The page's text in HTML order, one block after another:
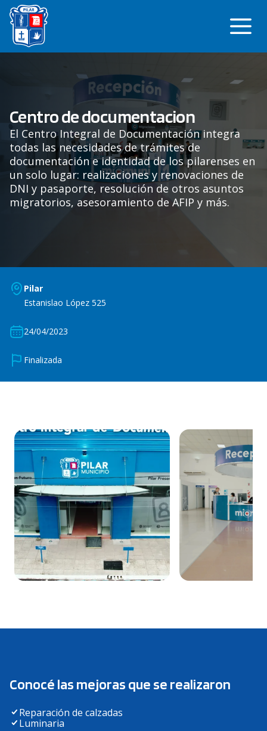
Saltar
contenido
Centro de documentacion
El Centro Integral de Documentación integra
todas las necesidades de trámites de
documentación e identidad de los pilarenses en
un solo lugar: realizaciones y renovaciones de
DNI y pasaporte, resolución de otros asuntos
migratorios, asesoramiento de AFIP y más.
Pilar
Estanislao López 525
24/04/2023
Finalizada
Conocé las mejoras que se realizaron
Reparación de calzadas
Luminaria